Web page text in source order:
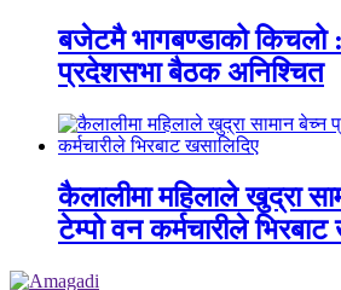
बजेटमै भागबण्डाको किचलो
प्रदेशसभा बैठक अनिश्चित
कैलालीमा महिलाले खुद्रा
टेम्पो वन कर्मचारीले भिरबाट